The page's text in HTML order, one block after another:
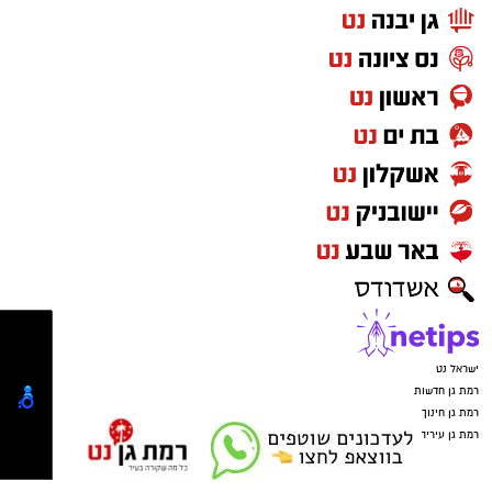
ישראל נט
רמת גן חדשות
רמת גן חינוך
רמת גן עיריה